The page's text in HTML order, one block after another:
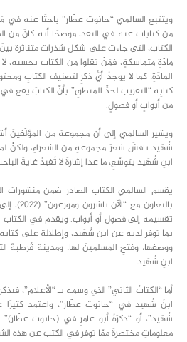
ويتتبع السالمي “حانوت عطّار” باحثًا عنه في
من كتابات عنه في النقدِ، موضحًا أنه كانَ من
الكتاب، التي جاءت على شكل شذرات متناثرة
مادّةٍ متماسكةٍ، فمَنْ نَقلوا من الكتابِ بحسبه، لا
المادّةِ، كما لا يوجدُ أيُّ ذكرٍ لتصنيفِ الكتابِ
كتابِهِ “التقريب لحدِّ المنطقِ” بأنَّ الكتابَ يقع
من أبوابٍ أو فصولٍ.
ويشير السالمي إلى أن مجموعة من المؤلّفينَ
شُهَيد ناقشَ شعرَ مجموعةٍ من الشعراءِ، ولكنْ
ابنِ شُهَيد بتوسّعٍ، ما عدا إشارةً لا تُفيدُ غايةَ
يقسم السالمي الكتاب الصادر ضمن منشورات
بالتعاون
تقسيمه إلى فصول أو أبواب. ويقدم في الكتاب
بما توفر لديه عن ابنِ شُهَيد، وإطلالة على
ووصفِها، وفتحِ المسلمينَ لها، ومدينةِ قُرطبةَ
ابنِ شُهَيد.
أما “الكتابُ الثاني” الذي وسمه بـ “الأعلام”،
ابنُ شُهَيد في “حانوت عطّار”، واعتمد
شُهَيد”، أو “ذكرَهُ أبو عامرٍ في (حانوتِ
معلوماتٍ مختصرةً ممّا توفر في الكتب عن هذهِ